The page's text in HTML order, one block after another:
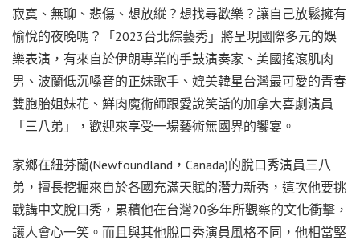
寂寞、無聊、悲傷、想放縱？想找尋歡樂？讓自己放鬆擁有
愉悅的夜晚嗎？「2023台北綜藝秀」將呈現國際多元的娛
樂表演，有來自於伊朗專業的手鼓演奏家、美國搖滾肌肉
男、波蘭低沉嗓音的正妹歌手、媲美韓星台灣最可愛的青春
雙胞胎姐妹花、鮮肉魔術師跟愛說笑話的加拿大喜劇演員
「三八弟」，歡迎來享受一場藝術無國界的饗宴。
家鄉在紐芬蘭(Newfoundland，Canada)的脫口秀演員三八
弟，擅長挖掘來自於各國充滿天賦的潛力新秀，這次他要挑
戰講中文脫口秀，累積他在台灣20多年所觀察的文化衝擊，
讓人會心一笑。而且與其他脫口秀演員風格不同，他相當堅